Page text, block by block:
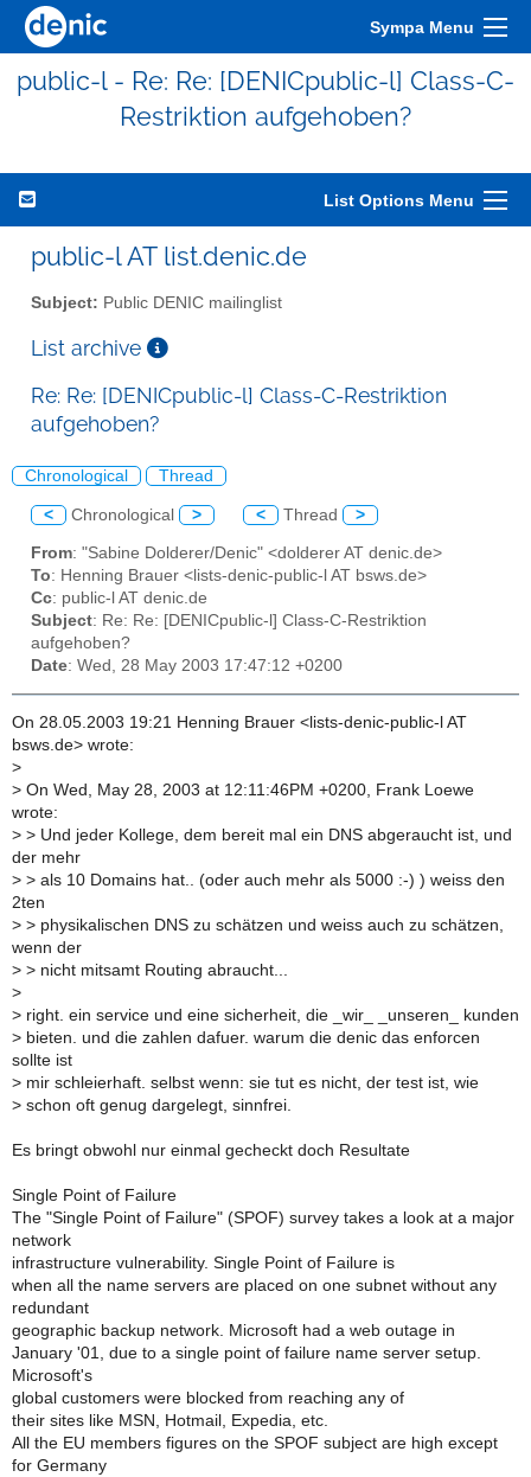
Sympa Menu
public-l - Re: Re: [DENICpublic-l] Class-C-
Restriktion aufgehoben?
List Options Menu
public-l AT list.denic.de
Subject: Public DENIC mailinglist
List archive
Re: Re: [DENICpublic-l] Class-C-Restriktion
aufgehoben?
Chronological Thread
< Chronological > < Thread >
From: "Sabine Dolderer/Denic" <dolderer AT denic.de>
To: Henning Brauer <lists-denic-public-l AT bsws.de>
Cc: public-l AT denic.de
Subject: Re: Re: [DENICpublic-l] Class-C-Restriktion
aufgehoben?
Date: Wed, 28 May 2003 17:47:12 +0200
On 28.05.2003 19:21 Henning Brauer <lists-denic-public-l AT
bsws.de> wrote:
>
> On Wed, May 28, 2003 at 12:11:46PM +0200, Frank Loewe
wrote:
> > Und jeder Kollege, dem bereit mal ein DNS abgeraucht ist, und
der mehr
> > als 10 Domains hat.. (oder auch mehr als 5000 :-) ) weiss den
2ten
> > physikalischen DNS zu schätzen und weiss auch zu schätzen,
wenn der
> > nicht mitsamt Routing abraucht...
>
> right. ein service und eine sicherheit, die _wir_ _unseren_ kunden
> bieten. und die zahlen dafuer. warum die denic das enforcen
sollte ist
> mir schleierhaft. selbst wenn: sie tut es nicht, der test ist, wie
> schon oft genug dargelegt, sinnfrei.
Es bringt obwohl nur einmal gecheckt doch Resultate
Single Point of Failure
The "Single Point of Failure" (SPOF) survey takes a look at a major
network
infrastructure vulnerability. Single Point of Failure is
when all the name servers are placed on one subnet without any
redundant
geographic backup network. Microsoft had a web outage in
January '01, due to a single point of failure name server setup.
Microsoft's
global customers were blocked from reaching any of
their sites like MSN, Hotmail, Expedia, etc.
All the EU members figures on the SPOF subject are high except
for Germany